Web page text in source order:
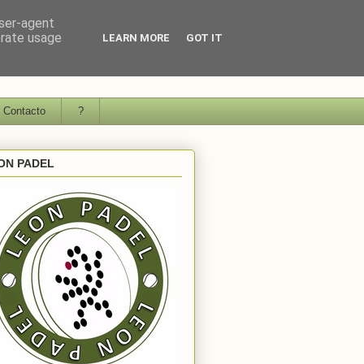
Contacto ?
PADEL
agent
usage
LEARN MORE GOT IT